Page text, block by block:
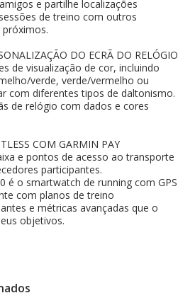
e partilhe localizações
de treino com outros
DO ECRÃ DO RELÓGIO
de visualização de cor, incluindo
verde, verde/vermelho ou
com diferentes tipos de daltonismo.
de relógio com dados e cores
COM GARMIN PAY
e pontos de acesso ao transporte
participantes.
é o smartwatch de running com GPS
com planos de treino
e métricas avançadas que o
objetivos.